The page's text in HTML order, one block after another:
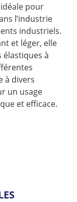
pour
l’industrie
industriels.
et léger, elle
à
à divers
un usage
et efficace.